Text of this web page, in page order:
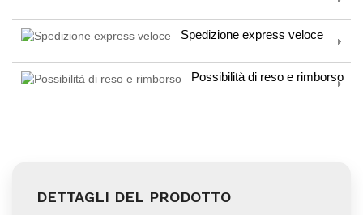
Spedizione express veloce
Possibilità di reso e rimborso
DETTAGLI DEL PRODOTTO